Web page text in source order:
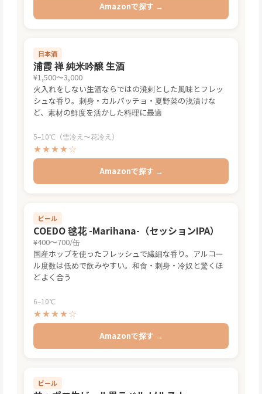
Amazonで探す →
日本酒
浦霞 禅 純米吟醸 生酒
¥1,500〜3,000
火入れをしない生酒ならではの溌剌とした風味とフレッ
シュな香り。刺身・カルパッチョ・夏野菜の浅漬けな
ど、素材の鮮度を活かした料理に最適
5–10℃（雪冷え〜花冷え）
★★★★☆
Amazonで探す →
ビール
COEDO 毬花 -Marihana-（セッションIPA）
¥400〜700/缶
国産ホップを使ったフレッシュで繊細な香り。アルコー
ル度数は低めで飲みやすい。和食・刺身・冷奴と驚くほ
どよく合う
6–10℃
★★★★☆
Amazonで探す →
ビール